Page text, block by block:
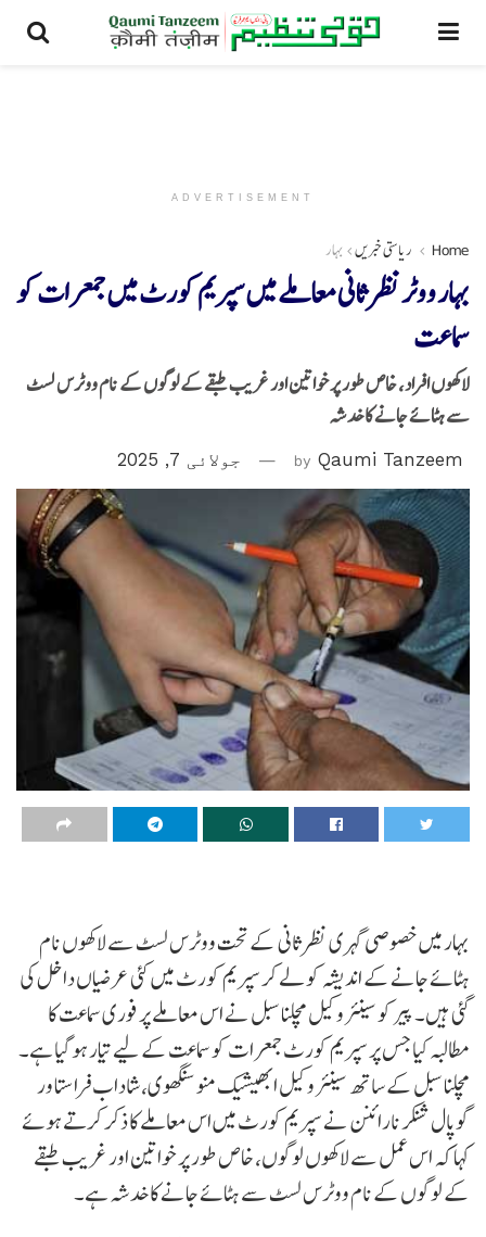
ADVERTISEMENT
Home ریاستی خبریں بہار
بہار ووٹر نظر ثانی معاملے میں سپریم کورٹ میں جمعرات کو
سماعت
لاکھوں افراد، خاص طور پر خواتین اور غریب طبقے کے لوگوں کے نام ووٹرس لسٹ
سے ہٹائے جانے کا خدشہ
by Qaumi Tanzeem جولائی 7, 2025
بہار میں خصوصی گہری نظر ثانی کے تحت ووٹرس لسٹ سے لاکھوں نام
ہٹائے جانے کے اندیشہ کو لے کر سپریم کورٹ میں کئی عرضیاں داخل کی
گئی ہیں۔ پیر کو سینئر وکیل کپل سبل نے اس معاملے پر فوری سماعت کا
مطالبہ کیا جس پر سپریم کورٹ جمعرات کو سماعت کے لیے تیار ہو گیا ہے۔
کپل سبل کے ساتھ سینئر وکیل ابھیشیک منو سنگھوی، شاداب فراستا ور
گوپال شنکر نارائنن نے سپریم کورٹ میں اس معاملے کا ذکر کرتے ہوئے
کہا کہ اس عمل سے لاکھوں لوگوں، خاص طور پر خواتین اور غریب طبقے
کے لوگوں کے نام ووٹرس لسٹ سے ہٹائے جانے کا خدشہ ہے۔